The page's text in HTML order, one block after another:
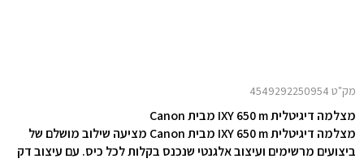
מק"ט 4549292250954
מצלמה דיגיטלית IXY 650 m מבית Canon
מצלמה דיגיטלית IXY 650 m מבית Canon מציעה שילוב מושלם של
ביצועים מרשימים ועיצוב אלגנטי שנכנס בקלות לכל כיס. עם עיצוב דק